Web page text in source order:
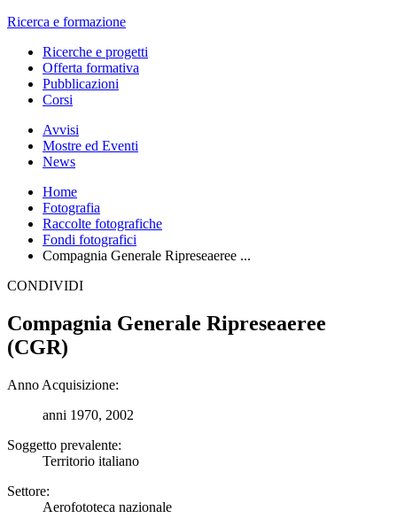
Ricerca e formazione
Ricerche e progetti
Offerta formativa
Pubblicazioni
Corsi
Avvisi
Mostre ed Eventi
News
Home
Fotografia
Raccolte fotografiche
Fondi fotografici
Compagnia Generale Ripreseaeree ...
CONDIVIDI
Compagnia Generale Ripreseaeree
(CGR)
Anno Acquisizione:
anni 1970, 2002
Soggetto prevalente:
Territorio italiano
Settore:
Aerofototeca nazionale